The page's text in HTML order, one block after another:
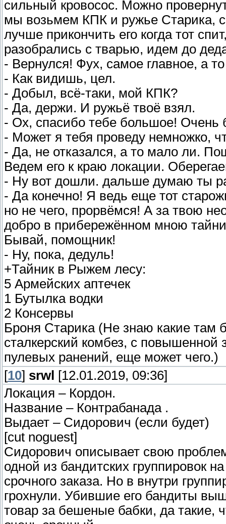
сильный кровосос. Можно
мы возьмем КПК и ружье Старика,
лучше прикончить его когда тот
разобрались с тварью, идем до
- Вернулся! Фух, самое главное, а
- Как видишь, цел.
- Добыл, всё-таки, мой КПК?
- Да, держи. И ружьё твоё взял.
- Ох, спасибо тебе большое! Очень
- Может я тебя проведу немножко,
- Да, не отказался, а то мало ли.
Ведем его к краю локации.
- Ну вот дошли. дальше думаю ты
- Да конечно! Я ведь еще тот
но не чего, прорвёмся! А за твою
добро в прибережённом мною
Бывай, помощник!
- Ну, пока, дедуль!
+Тайник в Рыжем лесу:
5 Армейских аптечек
1 Бутылка водки
2 Консервы
Броня Старика (Не знаю какие там
сталкерский комбез, с
пулевых ранений, еще может чего.)
[10] srwl
[12.01.2019, 09:36]
Локация – Кордон.
Название – Контрабанада .
Выдает – Сидорович (если будет)
[cut noguest]
Сидорович описывает свою
одной из бандитских группировок
срочного заказа. Но в внутри
грохнули. Убившие его бандиты
товар за бешеные бабки, да такие,